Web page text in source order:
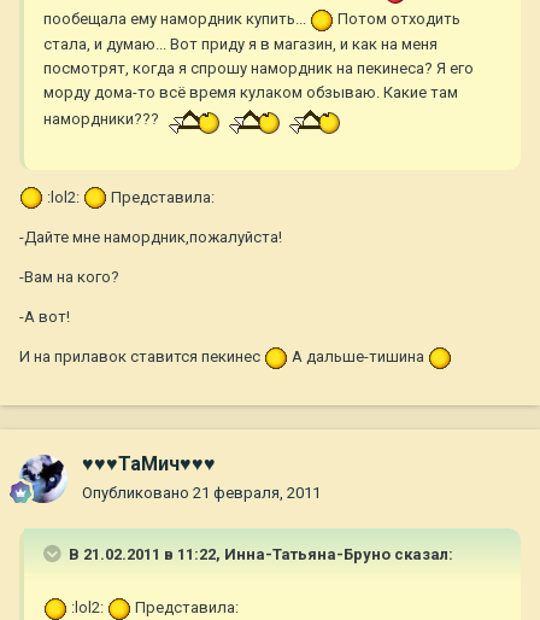
пообещала ему намордник купить...
Потом отходить
стала, и думаю... Вот приду я в магазин, и как на меня
посмотрят, когда я спрошу намордник на пекинеса? Я его
морду дома-то всё время кулаком обзываю. Какие там
намордники???
:lol2: Представила:
-Дайте мне намордник,пожалуйста!
-Вам на кого?
-А вот!
И на прилавок ставится пекинес А дальше-тишина
♥♥♥ТаМич♥♥♥
Опубликовано 21 февраля, 2011
В 21.02.2011 в 11:22, Инна-Татьяна-Бруно сказал:
:lol2: Представила: